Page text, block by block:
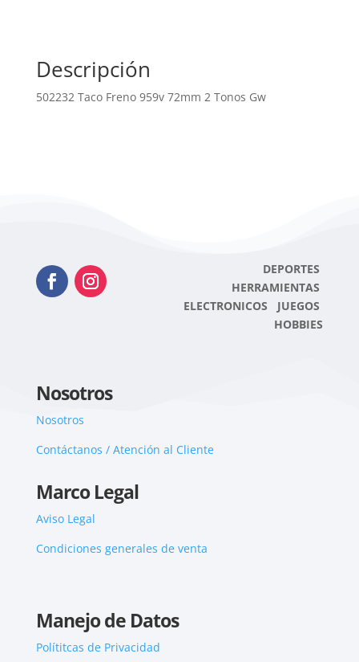
Descripción
502232 Taco Freno 959v 72mm 2 Tonos Gw
DEPORTES
HERRAMIENTAS
ELECTRONICOS JUEGOS
HOBBIES
Nosotros
Nosotros
Contáctanos / Atención al Cliente
Marco Legal
Aviso Legal
Condiciones generales de venta
Manejo de Datos
Polítitcas de Privacidad